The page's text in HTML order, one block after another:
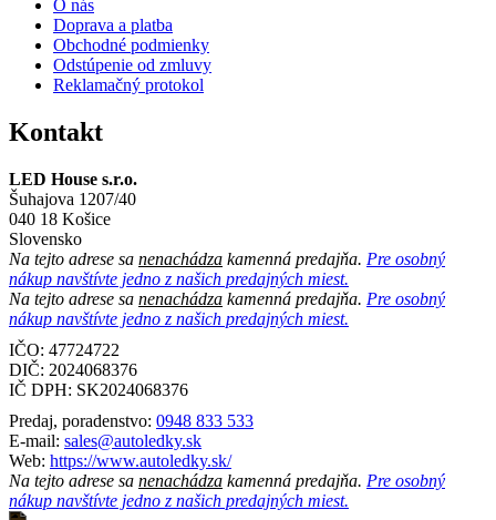
O nás
Doprava a platba
Obchodné podmienky
Odstúpenie od zmluvy
Reklamačný protokol
Kontakt
LED House s.r.o.
Šuhajova 1207/40
040 18 Košice
Slovensko
Na tejto adrese sa nenachádza kamenná predajňa. Pre osobný
nákup navštívte jedno z našich predajných miest.
Na tejto adrese sa nenachádza kamenná predajňa. Pre osobný
nákup navštívte jedno z našich predajných miest.
IČO: 47724722
DIČ: 2024068376
IČ DPH: SK2024068376
Predaj, poradenstvo: 0948 833 533
E-mail: sales@autoledky.sk
Web: https://www.autoledky.sk/
Na tejto adrese sa nenachádza kamenná predajňa. Pre osobný
nákup navštívte jedno z našich predajných miest.